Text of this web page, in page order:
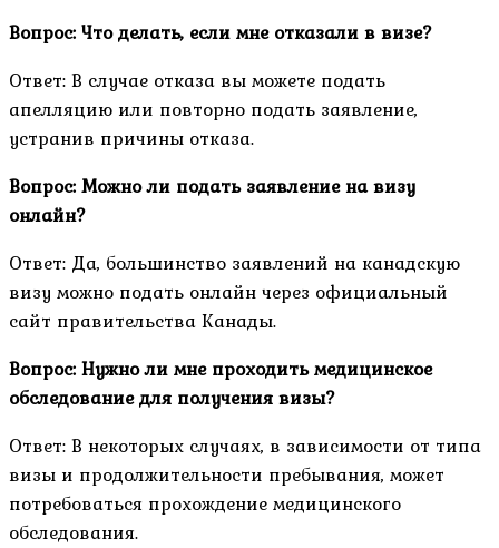
Вопрос: Что делать, если мне отказали в визе?
Ответ: В случае отказа вы можете подать
апелляцию или повторно подать заявление,
устранив причины отказа.
Вопрос: Можно ли подать заявление на визу
онлайн?
Ответ: Да, большинство заявлений на канадскую
визу можно подать онлайн через официальный
сайт правительства Канады.
Вопрос: Нужно ли мне проходить медицинское
обследование для получения визы?
Ответ: В некоторых случаях, в зависимости от типа
визы и продолжительности пребывания, может
потребоваться прохождение медицинского
обследования.